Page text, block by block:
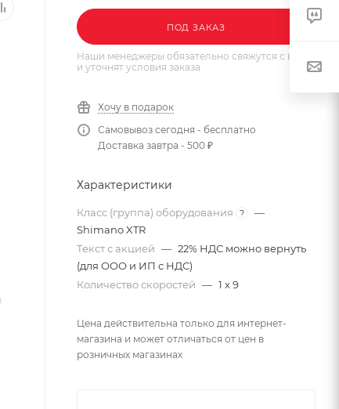
ПОД ЗАКАЗ
Наши менеджеры обязательно свяжутся с вами
и уточнят условия заказа
Хочу в подарок
Самовывоз сегодня - бесплатно
Доставка завтра - 500 ₽
Характеристики
Класс (группа) оборудования ?
—
Shimano XTR
Текст с акцией — 22% НДС можно вернуть
(для ООО и ИП с НДС)
Количество скоростей — 1 x 9
Цена действительна только для интернет-
магазина и может отличаться от цен в
розничных магазинах